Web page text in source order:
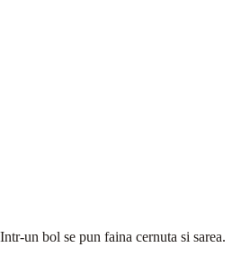
Intr-un bol se pun faina cernuta si sarea.